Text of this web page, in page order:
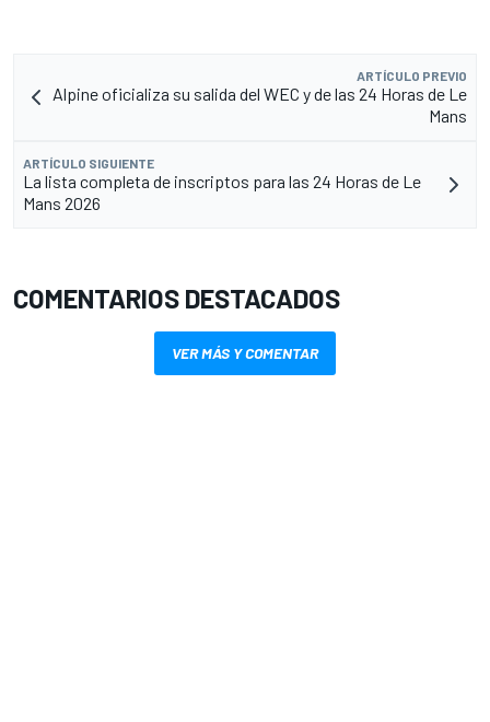
ARTÍCULO PREVIO
Alpine oficializa su salida del WEC y de las 24 Horas de Le
Mans
ARTÍCULO SIGUIENTE
La lista completa de inscriptos para las 24 Horas de Le
Mans 2026
COMENTARIOS DESTACADOS
VER MÁS Y COMENTAR